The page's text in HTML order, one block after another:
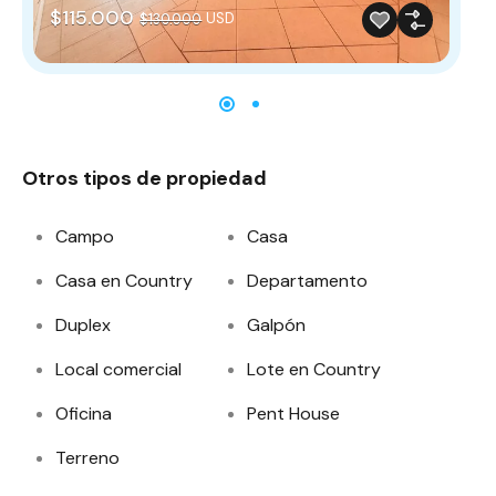
$115.000 $130.000 USD
Otros tipos de propiedad
Campo
Casa
Casa en Country
Departamento
Duplex
Galpón
Local comercial
Lote en Country
Oficina
Pent House
Terreno